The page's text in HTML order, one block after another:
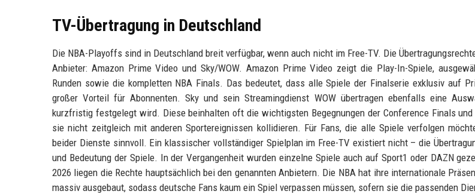
TV-Übertragung in Deutschland
Die NBA-Playoffs sind in Deutschland breit verfügbar, wenn auch nicht im Free-TV. Die
Anbieter: Amazon Prime Video und Sky/WOW. Amazon Prime Video zeigt die Play-In-Spiele,
Runden sowie die kompletten NBA Finals. Das bedeutet, dass alle Spiele der Finalserie exklusiv auf
großer Vorteil für Abonnenten. Sky und sein Streamingdienst WOW übertragen ebenfalls eine
kurzfristig festgelegt wird. Diese beinhalten oft die wichtigsten Begegnungen der Conference Finals und
sie nicht zeitgleich mit anderen Sportereignissen kollidieren. Für Fans, die alle Spiele verfolgen
beider Dienste sinnvoll. Ein klassischer vollständiger Spielplan im Free-TV existiert nicht – die
und Bedeutung der Spiele. In der Vergangenheit wurden einzelne Spiele auch auf Sport1 oder DAZN
2026 liegen die Rechte hauptsächlich bei den genannten Anbietern. Die NBA hat ihre internationale
massiv ausgebaut, sodass deutsche Fans kaum ein Spiel verpassen müssen, sofern sie die passenden